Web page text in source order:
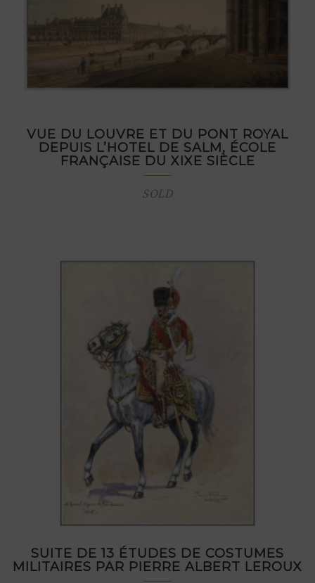
VUE DU LOUVRE ET DU PONT ROYAL
DEPUIS L’HOTEL DE SALM, ÉCOLE
FRANÇAISE DU XIXE SIÈCLE
SOLD
SUITE DE 13 ÉTUDES DE COSTUMES
MILITAIRES PAR PIERRE ALBERT LEROUX